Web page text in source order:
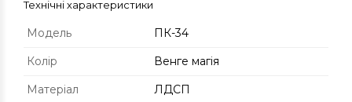
Технічні характеристики
Модель
ПК-34
Колір
Венге магія
Матеріал
ЛДСП